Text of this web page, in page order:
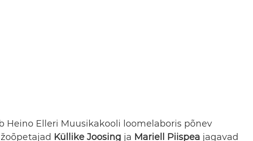
Heino Elleri Muusikakooli loomelaboris põnev
Küllike Joosing ja Mariell Piispea jagavad